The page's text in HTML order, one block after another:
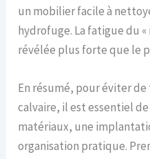
un mobilier facile à
hydrofuge. La fatigue du «
révélée plus forte que le
En résumé, pour éviter
calvaire, il est essentiel
matériaux, une
organisation pratique.